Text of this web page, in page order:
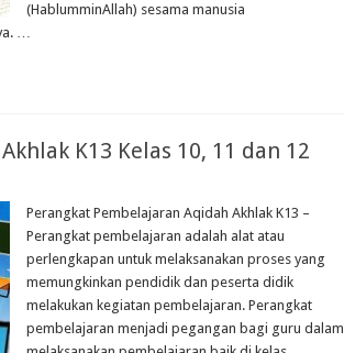
(HablumminAllah) sesama manusia
…
K13 Kelas 10, 11 dan 12
Perangkat Pembelajaran Aqidah Akhlak K13 –
Perangkat pembelajaran adalah alat atau
perlengkapan untuk melaksanakan proses yang
memungkinkan pendidik dan peserta didik
melakukan kegiatan pembelajaran. Perangkat
pembelajaran menjadi pegangan bagi guru dalam